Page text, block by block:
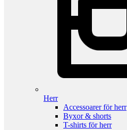
Herr
Accessoarer för herr
Byxor & shorts
T-shirts för herr